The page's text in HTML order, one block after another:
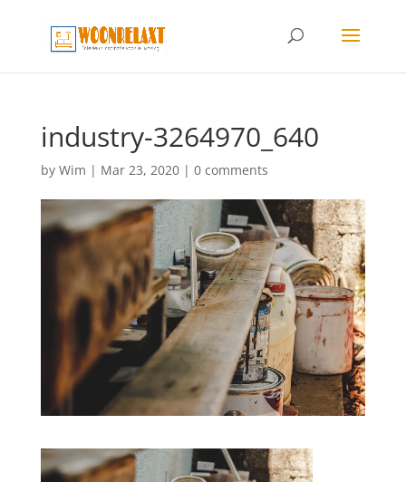
industry-3264970_640
by Wim | Mar 23, 2020| 0 comments